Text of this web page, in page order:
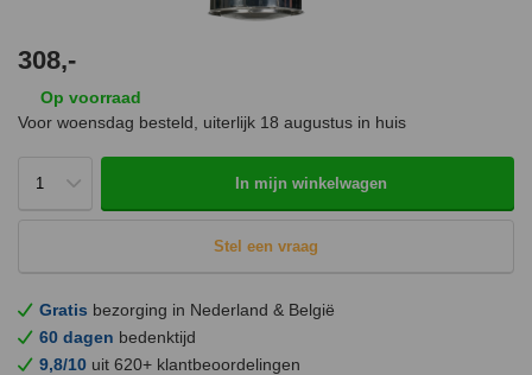
308,-
Op voorraad
Voor woensdag besteld, uiterlijk 18 augustus in huis
In mijn winkelwagen
Stel een vraag
Gratis bezorging in Nederland & België
60 dagen bedenktijd
9,8/10 uit 620+ klantbeoordelingen